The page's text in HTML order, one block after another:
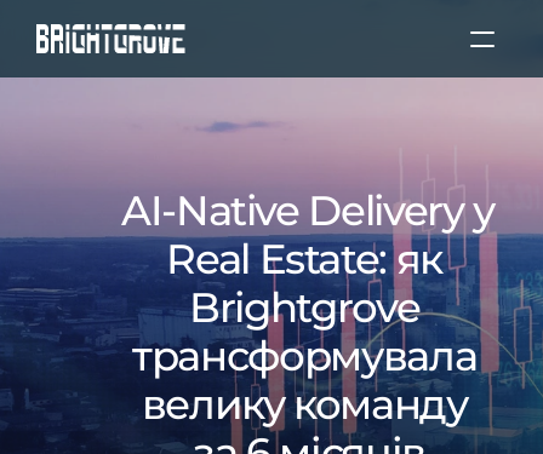
AI-Native Delivery у
Real Estate: як
Brightgrove
трансформувала
велику команду
Наші клієнти
Blog
Our Experience